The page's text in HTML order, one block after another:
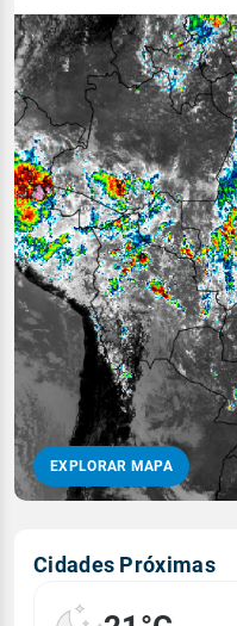
EXPLORAR MAPA
Cidades Próximas